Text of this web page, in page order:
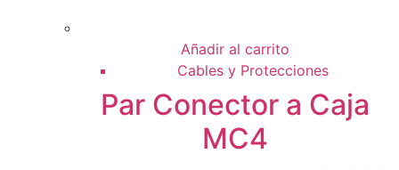
Añadir al carrito
Cables y Protecciones
Par Conector a Caja
MC4